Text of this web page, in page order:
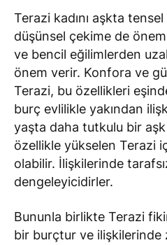
Terazi kadını aşkta
düşünsel çekime de
ve bencil eğilimlerden
önem verir. Konfora ve
Terazi, bu özellikleri
burç evlilikle yakından
yaşta daha tutkulu bir
özellikle yükselen Terazi
olabilir. İlişkilerinde
dengeleyicidirler.
Bununla birlikte Terazi
bir burçtur ve ilişkilerinde